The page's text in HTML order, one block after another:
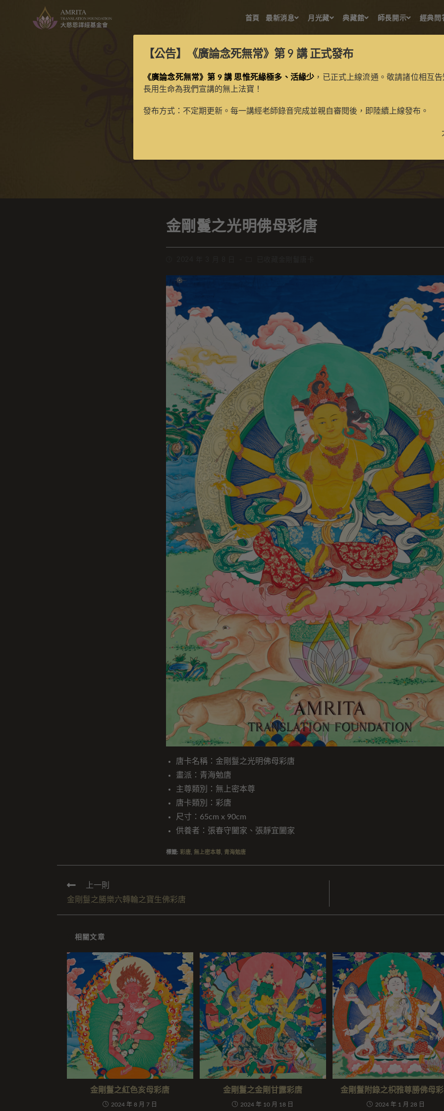
首頁 最新消息 月光藏 典藏館 師長開示 經典問
金剛鬘之光明佛母彩唐
金剛鬘之光明佛母彩唐
唐卡名稱：金剛鬘之光明佛母彩唐
畫派：青海勉唐
主尊類別：無上密本尊
唐卡類別：彩唐
尺寸：65cm x 90cm
供養者：張春守闔家、張靜宜闔家
標籤: 彩唐, 無上密本尊, 青海勉唐
上一則
金剛鬘之勝樂六轉輪之寶生佛彩唐
相關文章
金剛鬘之紅色亥母彩唐
2024 年 8 月 7 日
金剛鬘之金剛甘露彩唐
2024 年 10 月 18 日
金剛鬘附錄之枳雅尊勝佛母
2024 年 1 月 28 日
【公告】 《廣論念死無常》第 9 講正式發布
《廣論念死無常》第 9 講 思惟死緣極多、活緣少 ，已正式上線流通。敬請諸位相互
長用生命為我們宣講的無上法寶！
發布方式：不定期更新。每一講經老師錄音完成並親自審閱後，即陸續上線發布。